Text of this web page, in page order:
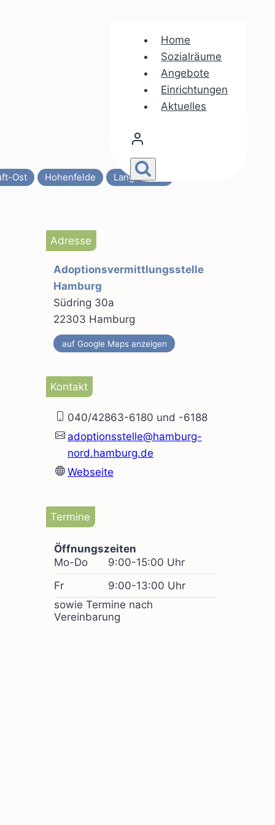
Home
Sozialräume
Angebote
Einrichtungen
Aktuelles
Ost Hohenfelde
Langenhorn
Adresse
Adoptionsvermittlungsstelle
Hamburg
Südring 30a
22303 Hamburg
auf Google Maps anzeigen
Kontakt
040/42863-6180 und -6188
adoptionsstelle@hamburg-
nord.hamburg.de
Webseite
Termine
Öffnungszeiten
Mo-Do
9:00-15:00 Uhr
Fr
9:00-13:00 Uhr
sowie Termine nach
Vereinbarung